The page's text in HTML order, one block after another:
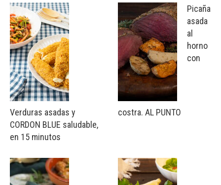
Verduras asadas y
CORDON BLUE saludable,
en 15 minutos
Picaña
asada
al
horno
con
costra. AL PUNTO